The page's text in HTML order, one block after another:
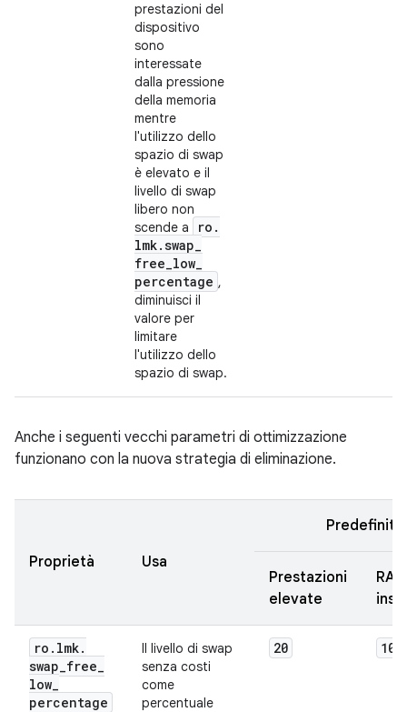
prestazioni del
dispositivo
sono
interessate
dalla pressione
della memoria
mentre
l'utilizzo dello
spazio di swap
è elevato e il
livello di swap
libero non
scende a
ro .
lmk.swap_
free_low_
percentage ,
diminuisci il
valore per
limitare
l'utilizzo dello
spazio di swap.
Anche i seguenti vecchi parametri di ottimizzazione
funzionano con la nuova strategia di eliminazione.
Proprietà Usa
Predefinito
Prestazioni
elevate
RAM
ro . lmk.
swap_free_
low_
percentage
Il livello di swap
senza costi
come
percentuale
20 10